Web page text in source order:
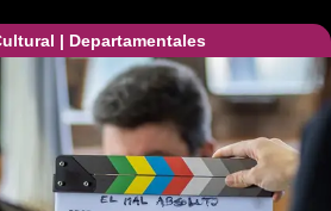
| Departamentales